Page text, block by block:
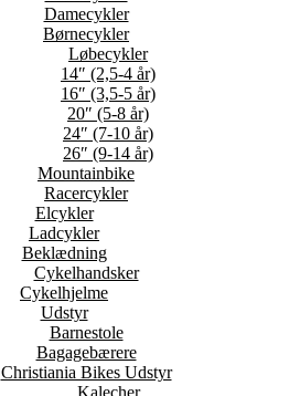
Damecykler
Børnecykler
Løbecykler
14″ (2,5-4 år)
16″ (3,5-5 år)
20″ (5-8 år)
24″ (7-10 år)
26″ (9-14 år)
Mountainbike
Racercykler
Elcykler
Ladcykler
Beklædning
Cykelhandsker
Cykelhjelme
Udstyr
Barnestole
Bagagebærere
Christiania Bikes Udstyr
Kalecher